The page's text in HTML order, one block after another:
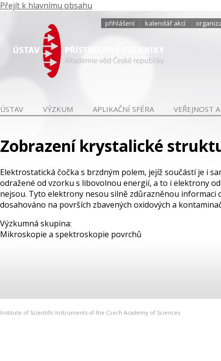
Přejít k hlavnímu obsahu
přihlášení kalendář akcí
ÚSTAV VÝZKUM APLIKAČNÍ SFÉRA VEŘEJNOST
Zobrazení krystalické
Elektrostatická čočka s brzdným polem, jejíž součástí je i
odražené od vzorku s libovolnou energií, a to i elektrony
nejsou. Tyto elektrony nesou silně zdůrazněnou
dosahováno na površích zbavených oxidových a
Výzkumná skupina:
Mikroskopie a spektroskopie povrchů
Institute of Scientific Instruments of the Czech Academy of Sciences